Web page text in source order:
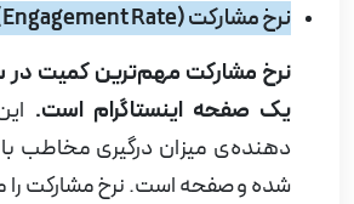
نرخ مشارکت (Engagement Rate
نرخ مشارکت مهم‌ترین کمیت
یک صفحه اینستاگرام است.
دهنده‌ی میزان درگیری مخاطب
شده و صفحه است. نرخ مشارکت را